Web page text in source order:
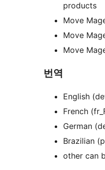
products
Move
Move
Move
번역
English
French
German
Brazilian
other can